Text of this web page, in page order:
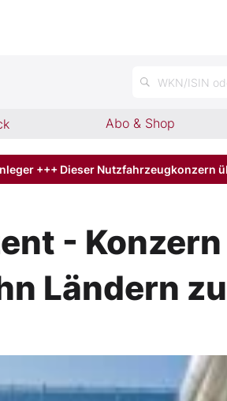
WKN/ISIN
Abo & Shop
+++ Dieser Nutzfahrzeugkonzern
-
Ländern